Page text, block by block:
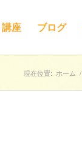
講座 ブログ
現在位置: ホーム /